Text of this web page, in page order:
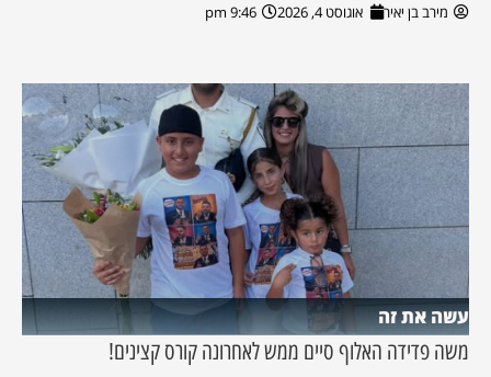
מירב בן יאיר אוגוסט 4, 2026 9:46 pm
עשה את זה
משה פדידה האלוף סיים ממש לאחרונה קורס קצינים!